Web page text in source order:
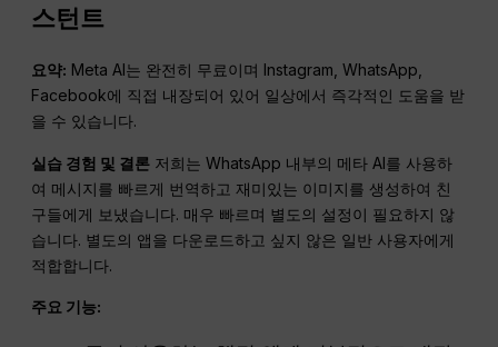
스턴트
요약: Meta AI는 완전히 무료이며 Instagram, WhatsApp,
Facebook에 직접 내장되어 있어 일상에서 즉각적인 도움을 받
을 수 있습니다.
실습 경험 및 결론 저희는 WhatsApp 내부의 메타 AI를 사용하
여 메시지를 빠르게 번역하고 재미있는 이미지를 생성하여 친
구들에게 보냈습니다. 매우 빠르며 별도의 설정이 필요하지 않
습니다. 별도의 앱을 다운로드하고 싶지 않은 일반 사용자에게
적합합니다.
주요 기능: